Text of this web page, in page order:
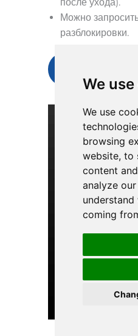
We
We use
browsing
website, to
content
analyze
coming
Можно
разблокировки.